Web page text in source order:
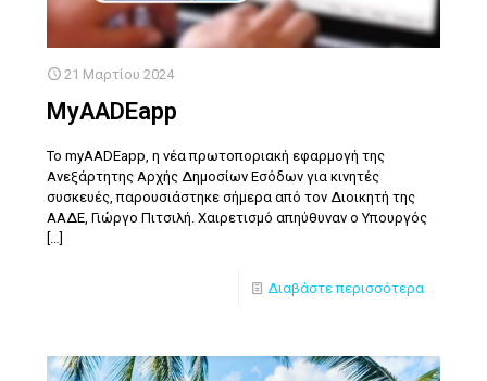
21 Μαρτίου 2024
MyAADEapp
Το myAADEapp, η νέα πρωτοποριακή εφαρμογή της
Ανεξάρτητης Αρχής Δημοσίων Εσόδων για κινητές
συσκευές, παρουσιάστηκε σήμερα από τον Διοικητή της
ΑΑΔΕ, Γιώργο Πιτσιλή. Χαιρετισμό απηύθυναν ο Υπουργός
[…]
Διαβάστε περισσότερα